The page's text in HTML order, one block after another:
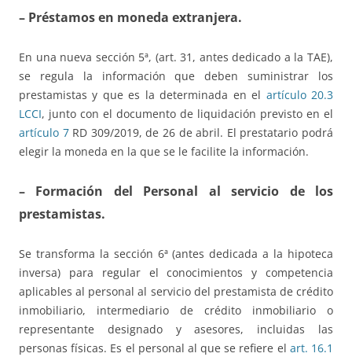
– Préstamos en moneda extranjera.
En una nueva sección 5ª, (art. 31, antes dedicado a la TAE),
se regula la información que deben suministrar los
prestamistas y que es la determinada en el artículo 20.3
LCCI, junto con el documento de liquidación previsto en el
artículo 7RD 309/2019, de 26 de abril. El prestatario podrá
elegir la moneda en la que se le facilite la información.
– Formación del Personal al servicio de los
prestamistas.
Se transforma la sección 6ª (antes dedicada a la hipoteca
inversa) para regular el conocimientos y competencia
aplicables al personal al servicio del prestamista de crédito
inmobiliario, intermediario de crédito inmobiliario o
representante designado y asesores, incluidas las
personas físicas. Es el personal al que se refiere el art. 16.1